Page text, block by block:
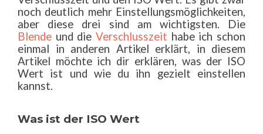
noch deutlich mehr Einstellungsmöglichkeiten,
aber diese drei sind am wichtigsten. Die
Blende und die Verschlusszeit habe ich schon
einmal in anderen Artikel erklärt, in diesem
Artikel möchte ich dir erklären, was der ISO
Wert ist und wie du ihn gezielt einstellen
kannst.
Was ist der ISO Wert